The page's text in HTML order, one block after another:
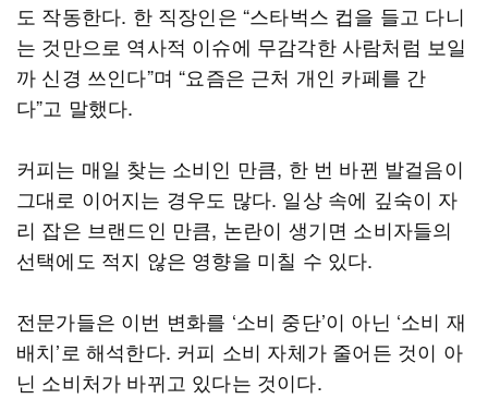
도 작동한다. 한 직장인은 “스타벅스 컵을 들고 다니
는 것만으로 역사적 이슈에 무감각한 사람처럼 보일
까 신경 쓰인다”며 “요즘은 근처 개인 카페를 간
다”고 말했다.
커피는 매일 찾는 소비인 만큼, 한 번 바뀐 발걸음이
그대로 이어지는 경우도 많다. 일상 속에 깊숙이 자
리 잡은 브랜드인 만큼, 논란이 생기면 소비자들의
선택에도 적지 않은 영향을 미칠 수 있다.
전문가들은 이번 변화를 ‘소비 중단’이 아닌 ‘소비 재
배치’로 해석한다. 커피 소비 자체가 줄어든 것이 아
닌 소비처가 바뀌고 있다는 것이다.